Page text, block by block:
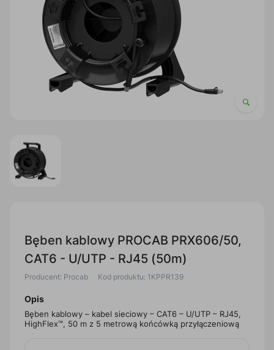
Bęben kablowy PROCAB PRX606/50,
CAT6 - U/UTP - RJ45 (50m)
Producent: Procab Kod produktu: 1KPPR139
Opis
Bęben kablowy – kabel sieciowy – CAT6 – U/UTP – RJ45,
HighFlex™, 50 m z 5 metrową końcówką przyłączeniową